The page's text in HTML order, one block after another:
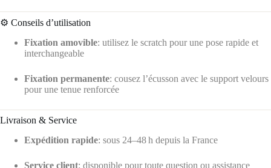
⚙️ Conseils d’utilisation
Fixation amovible: utilisez le scratch pour une pose rapide et
interchangeable
Fixation permanente: cousez l’écusson avec le support velours
pour une tenue renforcée
Livraison & Service
Expédition rapide: sous 24–48 h depuis la France
Service client: disponible pour toute question ou assistance